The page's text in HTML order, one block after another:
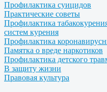
Профилактика суицидов
Практические советы
Профилактика
систем курения
Профилактика
Памятка о вреде наркотиков
Профилактика детского
В защиту жизни
Правовая культура